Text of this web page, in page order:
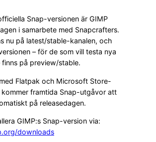
Snap-versionen är GIMP
i samarbete med Snapcrafters.
nu på latest/stable-kanalen, och
– för de som vill testa nya
på preview/stable.
Flatpak och Microsoft Store-
kommer framtida Snap-utgåvor att
på releasedagen.
GIMP:s Snap-version via:
downloads